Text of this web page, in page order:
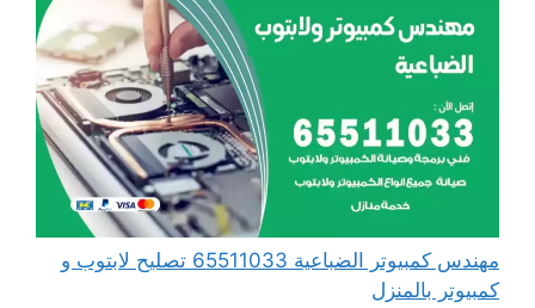
مهندس كمبيوتر الضباعية 65511033 تصليح لابتوب و
كمبيوتر بالمنزل